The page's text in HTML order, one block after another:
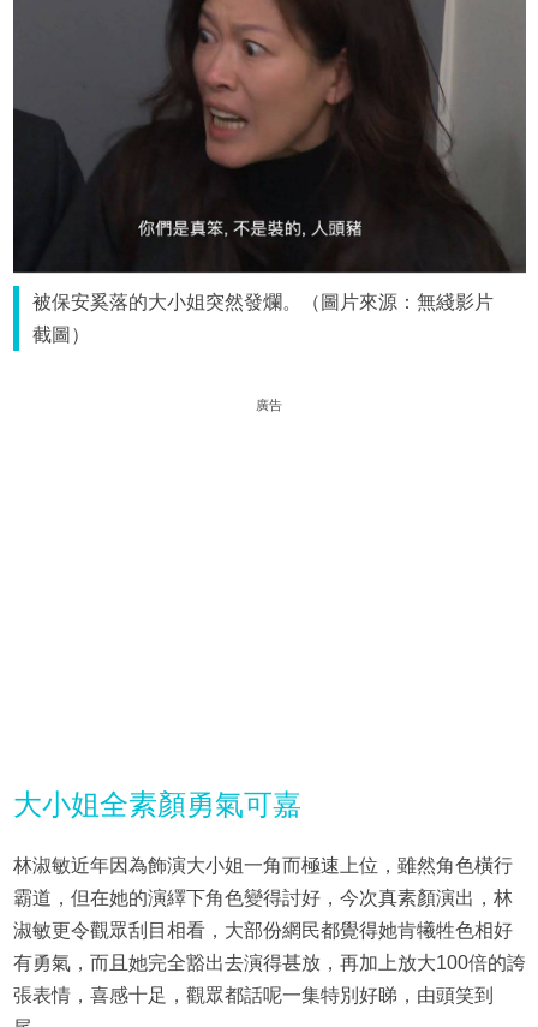
被保安奚落的大小姐突然發爛。（圖片來源：無綫影片
截圖）
廣告
大小姐全素顏勇氣可嘉
林淑敏近年因為飾演大小姐一角而極速上位，雖然角色橫行
霸道，但在她的演繹下角色變得討好，今次真素顏演出，林
淑敏更令觀眾刮目相看，大部份網民都覺得她肯犧牲色相好
有勇氣，而且她完全豁出去演得甚放，再加上放大100倍的誇
張表情，喜感十足，觀眾都話呢一集特別好睇，由頭笑到